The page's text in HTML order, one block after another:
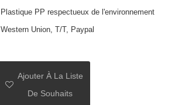
Plastique PP respectueux de l'environnement
Western Union, T/T, Paypal
Ajouter À La Liste
De Souhaits